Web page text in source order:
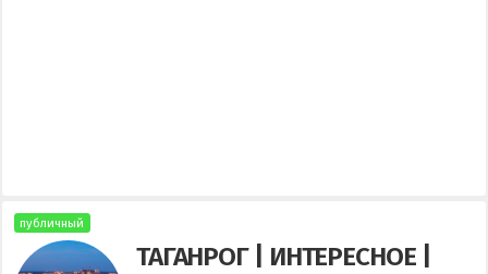
публичный
ТАГАНРОГ | ИНТЕРЕСНОЕ |